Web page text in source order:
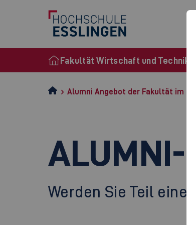
Fakultät Wirtschaft und Technik
Alumni Angebot der Fakultät im
ALUMNI-
Werden Sie Teil